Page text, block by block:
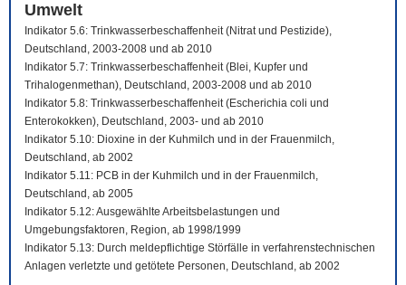
Umwelt
Indikator 5.6: Trinkwasserbeschaffenheit (Nitrat und Pestizide),
Deutschland, 2003-2008 und ab 2010
Indikator 5.7: Trinkwasserbeschaffenheit (Blei, Kupfer und
Trihalogenmethan), Deutschland, 2003-2008 und ab 2010
Indikator 5.8: Trinkwasserbeschaffenheit (Escherichia coli und
Enterokokken), Deutschland, 2003- und ab 2010
Indikator 5.10: Dioxine in der Kuhmilch und in der Frauenmilch,
Deutschland, ab 2002
Indikator 5.11: PCB in der Kuhmilch und in der Frauenmilch,
Deutschland, ab 2005
Indikator 5.12: Ausgewählte Arbeitsbelastungen und
Umgebungsfaktoren, Region, ab 1998/1999
Indikator 5.13: Durch meldepflichtige Störfälle in verfahrenstechnischen
Anlagen verletzte und getötete Personen, Deutschland, ab 2002